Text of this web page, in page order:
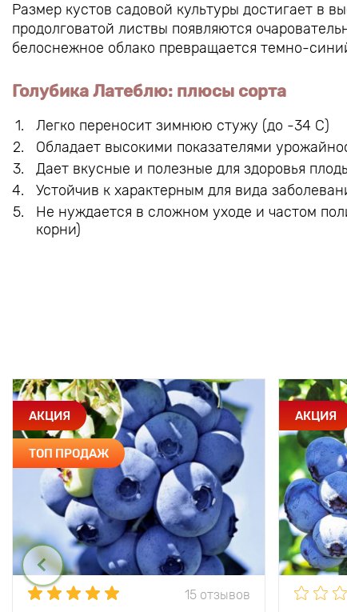
Размер кустов садовой культуры достигает в
продолговатой листвы появляются
белоснежное облако превращается темно-
Голубика Латеблю: плюсы сорта
Легко переносит зимнюю стужу (до -34 С)
Обладает высокими показателями
Дает вкусные и полезные для здоровья
Устойчив к характерным для вида
Не нуждается в сложном уходе и частом
корни)
АКЦИЯ
ТОП ПРОДАЖ
15 отзывов
АКЦИЯ